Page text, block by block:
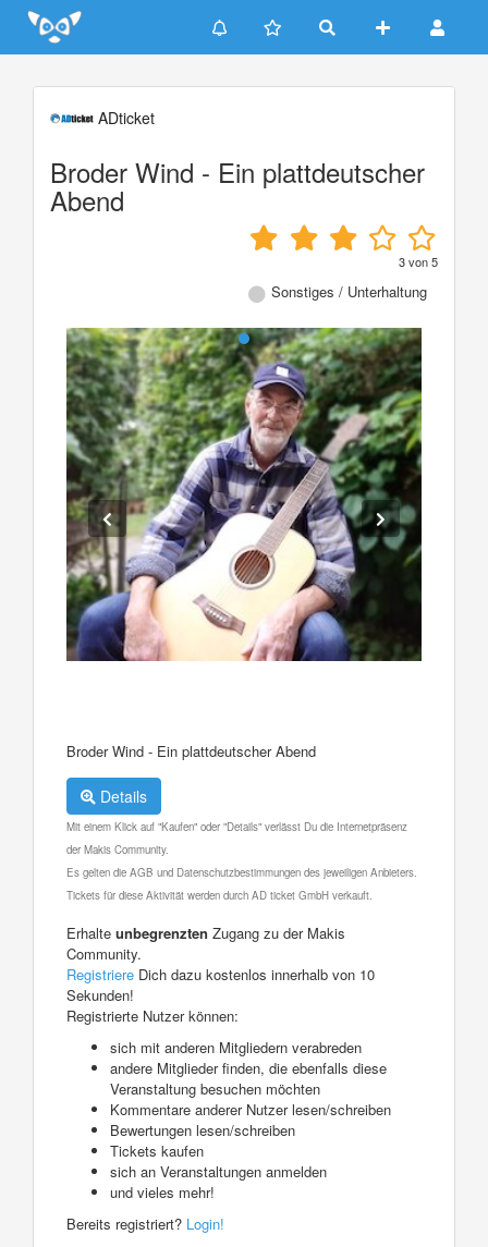
Update cookies preferences
ADticket
Broder Wind - Ein plattdeutscher
Abend
3von5
Sonstiges / Unterhaltung
Broder Wind - Ein plattdeutscher Abend
Details
Mit einem Klick auf "Kaufen" oder "Details" verlässt Du die Internetpräsenz
der Makis Community.
Es gelten die AGB und Datenschutzbestimmungen des jeweiligen Anbieters.
Tickets für diese Aktivität werden durch AD ticket GmbH verkauft.
Erhalte unbegrenzten Zugang zu der Makis
Community.
Registriere Dich dazu kostenlos innerhalb von 10
Sekunden!
Registrierte Nutzer können:
sich mit anderen Mitgliedern verabreden
andere Mitglieder finden, die ebenfalls diese
Veranstaltung besuchen möchten
Kommentare anderer Nutzer lesen/schreiben
Bewertungen lesen/schreiben
Tickets kaufen
sich an Veranstaltungen anmelden
und vieles mehr!
Bereits registriert? Login!